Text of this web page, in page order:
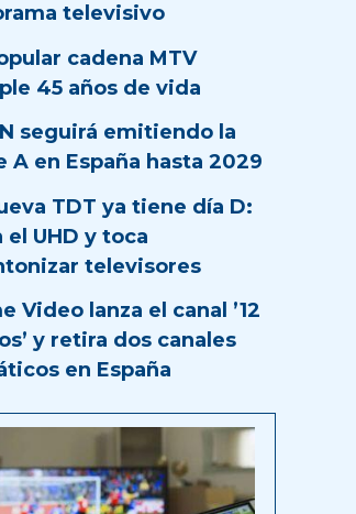
televisivo
cadena MTV
45 años de vida
seguirá emitiendo la
A en España hasta 2029
TDT ya tiene día D:
el UHD y toca
televisores
Video lanza el canal ’12
y retira dos canales
en España